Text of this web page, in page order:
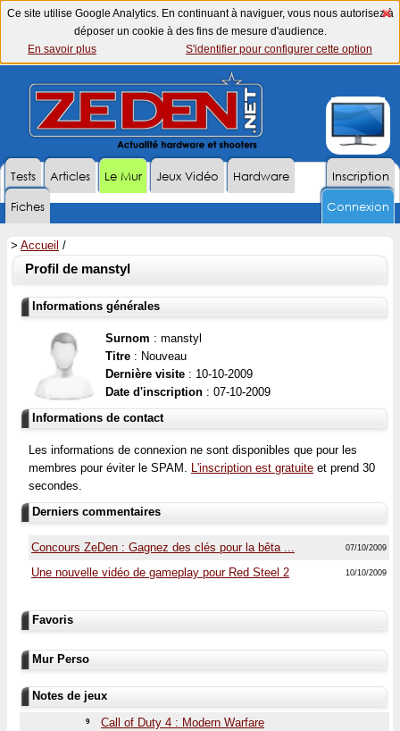
Ce site utilise Google Analytics. En continuant à naviguer, vous nous autorisez à
déposer un cookie à des fins de mesure d'audience.
En savoir plus
S'identifier pour configurer cette option
Inscription
Tests Articles Le Mur Jeux Vidéo
Hardware
Fiches
Connexion
> Accueil /
Profil de manstyl
Informations générales
Surnom : manstyl
Titre : Nouveau
Dernière visite : 10-10-2009
Date d'inscription : 07-10-2009
Informations de contact
Les informations de connexion ne sont disponibles que pour les
membres pour éviter le SPAM. L'inscription est gratuite et prend 30
secondes.
Derniers commentaires
07/10/2009
Concours ZeDen : Gagnez des clés pour la bêta ...
10/10/2009
Une nouvelle vidéo de gameplay pour Red Steel 2
Favoris
Mur Perso
Notes de jeux
9 Call of Duty 4 : Modern Warfare